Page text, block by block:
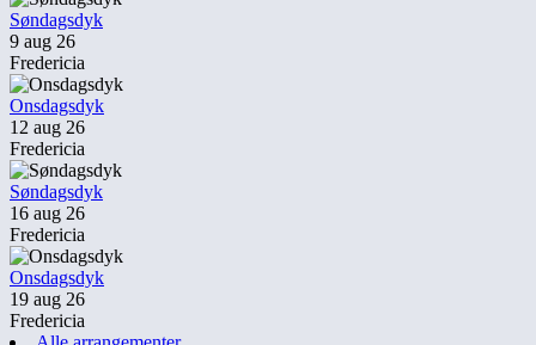
Søndagsdyk
9 aug 26
Fredericia
Onsdagsdyk
12 aug 26
Fredericia
Søndagsdyk
16 aug 26
Fredericia
Onsdagsdyk
19 aug 26
Fredericia